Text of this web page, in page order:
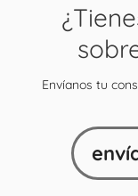
Envíanos tu